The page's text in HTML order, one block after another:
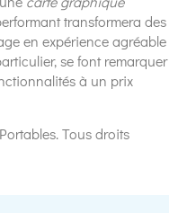
transformera des
en expérience agréable
se font remarquer
à un prix
Tous droits